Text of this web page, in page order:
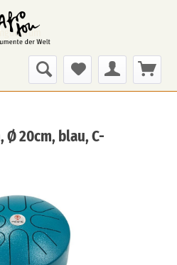
Ø 20cm, blau, C-